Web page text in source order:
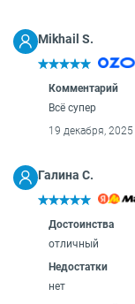
Вытяжки
Варочные панели
Микроволновые
О бренде
Технологии
Сервис
Вопрос-ответ
Библиотека
8 800 3333 887
Mikhail S.
Комментарий
Всё супер
19 декабря, 2025
Галина С.
Достоинства
отличный
Недостатки
нет